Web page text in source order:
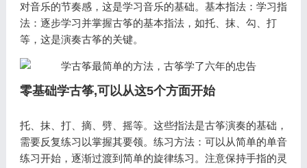
对音乐的节奏感，这是学习音乐的基础。基本指法：学习指
法：逐步学习并掌握古筝的基本指法，如托、抹、勾、打
等，这是演奏古筝的关键。
零基础学古筝,可以从这5个方面开始
托、抹、打、摘、劈、摇等。这些指法是古筝演奏的基础，
需要反复练习以掌握其要领。练习方法：可以从简单的单音
练习开始，逐渐过渡到简单的旋律练习。注意保持手指的灵